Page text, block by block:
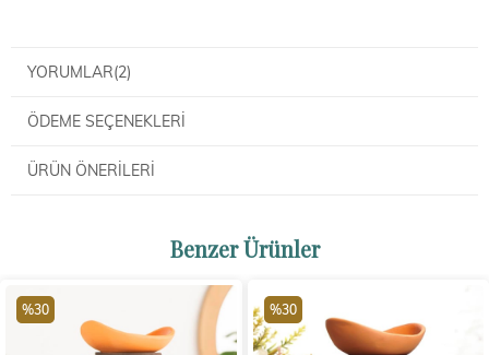
YORUMLAR(2)
ÖDEME SEÇENEKLERI
ÜRÜN ÖNERILERI
Benzer Ürünler
%30 %30